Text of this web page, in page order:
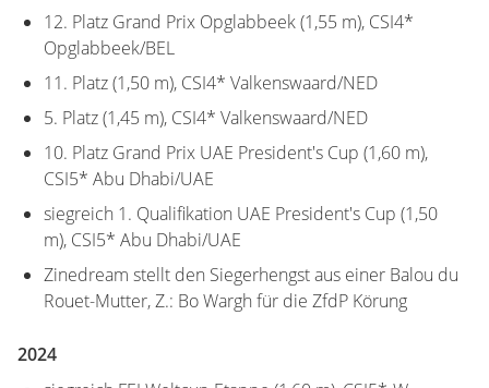
12. Platz Grand Prix Opglabbeek (1,55 m), CSI4*
Opglabbeek/BEL
11. Platz (1,50 m), CSI4* Valkenswaard/NED
5. Platz (1,45 m), CSI4* Valkenswaard/NED
10. Platz Grand Prix UAE President's Cup (1,60 m),
CSI5* Abu Dhabi/UAE
siegreich 1. Qualifikation UAE President's Cup (1,50
m), CSI5* Abu Dhabi/UAE
Zinedream stellt den Siegerhengst aus einer Balou du
Rouet-Mutter, Z.: Bo Wargh für die ZfdP Körung
2024